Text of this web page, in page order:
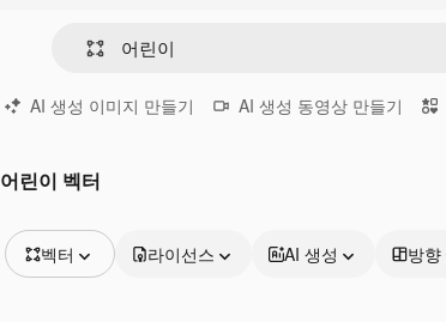
AI 생성 이미지 만들기 AI 생성 동영상 만들기
어린이 벡터
벡터 라이선스 AI 생성 방향